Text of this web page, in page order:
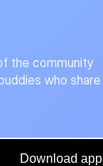
the community
who share
Download app